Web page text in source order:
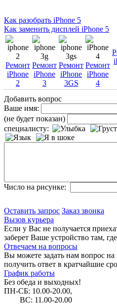
Как разобрать iPhone 5
Как заменить дисплей iPhone 5
Ремонт
iPhone
2
Ремонт
iPhone
3
Ремонт
iPhone
3GS
Ремонт
iPhone
4
Добавить вопрос
Ваше имя:
(не будет показан)
специалисту:
Число на рисунке:
Оставить запрос Заказ звонка
Вызов курьера
Если у Вас не получается
заберет Ваше устройство там,
Отвечаем на вопросы
Вы можете задать нам вопрос
получить ответ в кратчайшие
График работы
Без обеда и выходных!
ПН-СБ: 10.00-20.00,
ВС: 11.00-20.00